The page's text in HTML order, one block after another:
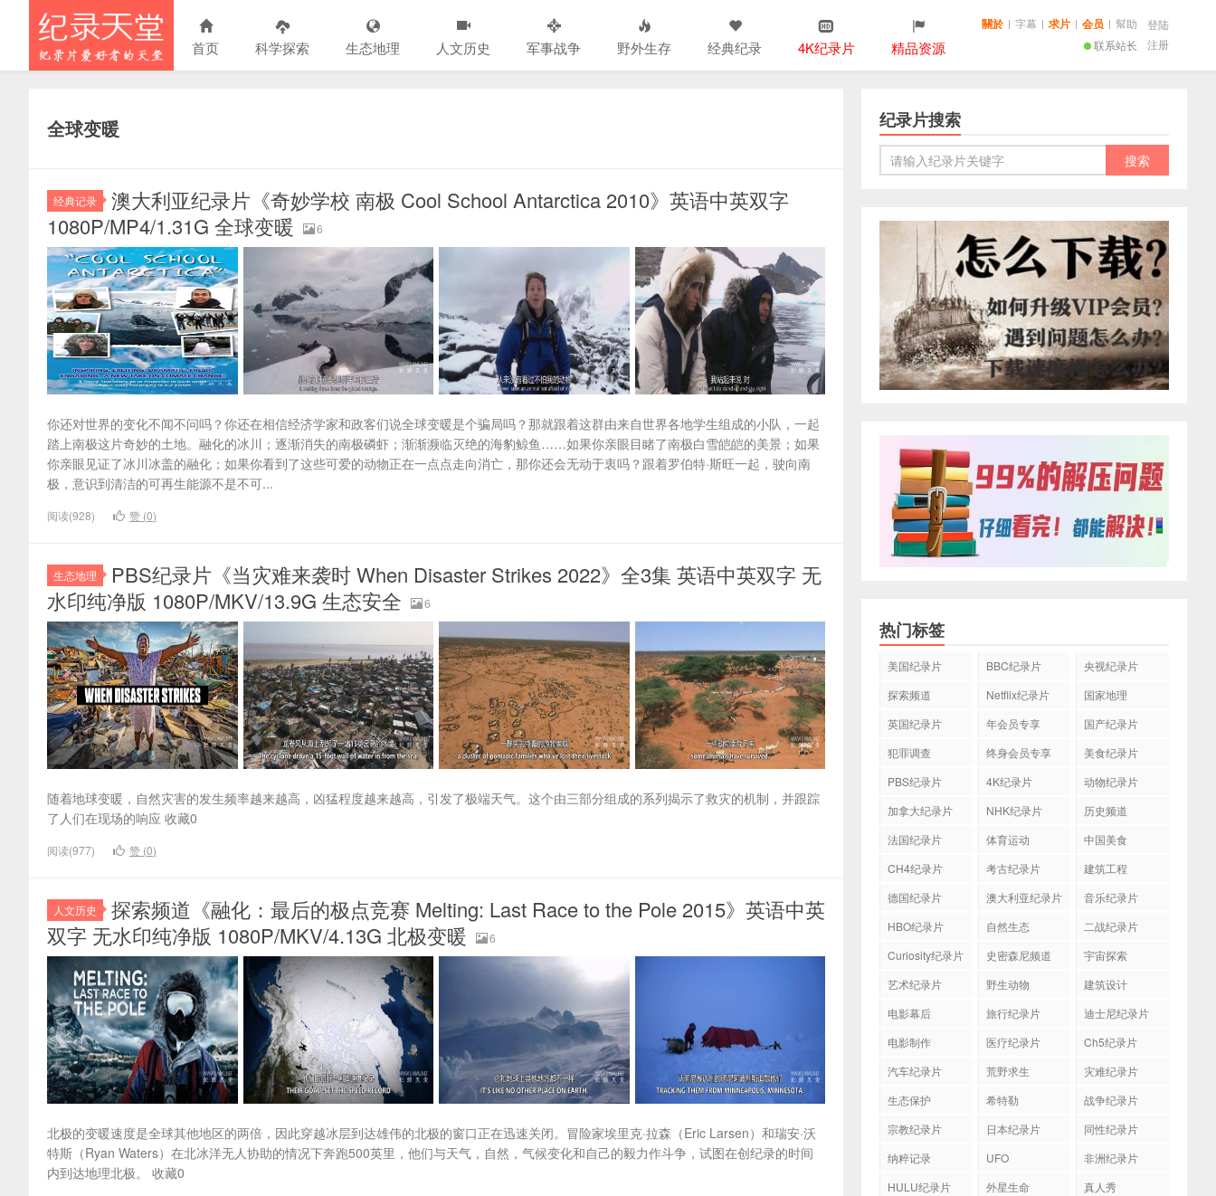
首页 科学探索 生态地理 人文历史 军事战争 野外生存 经典纪录 4K纪录片 精品资源 联系站长
關於 | 字幕 | 求片 | 会员 | 幫助
登陆
注册
全球变暖
经典记录
澳大利亚纪录片《奇妙学校 南极 Cool School Antarctica 2010》英语中英双字
1080P/MP4/1.31G 全球变暖
6
你还对世界的变化不闻不问吗？你还在相信经济学家和政客们说全球变暖是个骗局吗？那就跟着这群由来自世界各地学生组成的小队，一起
踏上南极这片奇妙的土地。融化的冰川；逐渐消失的南极磷虾；渐渐濒临灭绝的海豹鲸鱼……如果你亲眼目睹了南极白雪皑皑的美景；如果
你亲眼见证了冰川冰盖的融化；如果你看到了这些可爱的动物正在一点点走向消亡，那你还会无动于衷吗？跟着罗伯特·斯旺一起，驶向南
极，意识到清洁的可再生能源不是不可...
阅读(928) 赞 (0)
生态地理
PBS纪录片《当灾难来袭时 When Disaster Strikes 2022》全3集 英语中英双字 无
水印纯净版 1080P/MKV/13.9G 生态安全
6
随着地球变暖，自然灾害的发生频率越来越高，凶猛程度越来越高，引发了极端天气。这个由三部分组成的系列揭示了救灾的机制，并跟踪
了人们在现场的响应 收藏0
阅读(977) 赞 (0)
人文历史
探索频道《融化：最后的极点竞赛 Melting: Last Race to the Pole 2015》英语中英
双字 无水印纯净版 1080P/MKV/4.13G 北极变暖
6
北极的变暖速度是全球其他地区的两倍，因此穿越冰层到达雄伟的北极的窗口正在迅速关闭。冒险家埃里克·拉森（Eric Larsen）和瑞安·沃
特斯（Ryan Waters）在北冰洋无人协助的情况下奔跑500英里，他们与天气，自然，气候变化和自己的毅力作斗争，试图在创纪录的时间
内到达地理北极。 收藏0
纪录片搜索
热门标签
美国纪录片 BBC纪录片
央视纪录片
探索频道
Netflix纪录片
国家地理
英国纪录片
年会员专享
国产纪录片
犯罪调查
终身会员专享
美食纪录片
PBS纪录片
4K纪录片
动物纪录片
加拿大纪录片
NHK纪录片
历史频道
法国纪录片
体育运动
中国美食
CH4纪录片
考古纪录片
建筑工程
德国纪录片
澳大利亚纪录片
音乐纪录片
HBO纪录片
自然生态
二战纪录片
Curiosity纪录片
史密森尼频道
宇宙探索
艺术纪录片
野生动物
建筑设计
电影幕后
旅行纪录片
迪士尼纪录片
电影制作
医疗纪录片
Ch5纪录片
汽车纪录片
荒野求生
灾难纪录片
生态保护
希特勒
战争纪录片
宗教纪录片
日本纪录片
同性纪录片
纳粹记录
UFO
非洲纪录片
HULU纪录片
外星生命
真人秀